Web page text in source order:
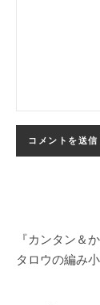
『カンタン＆
タロウの編み小